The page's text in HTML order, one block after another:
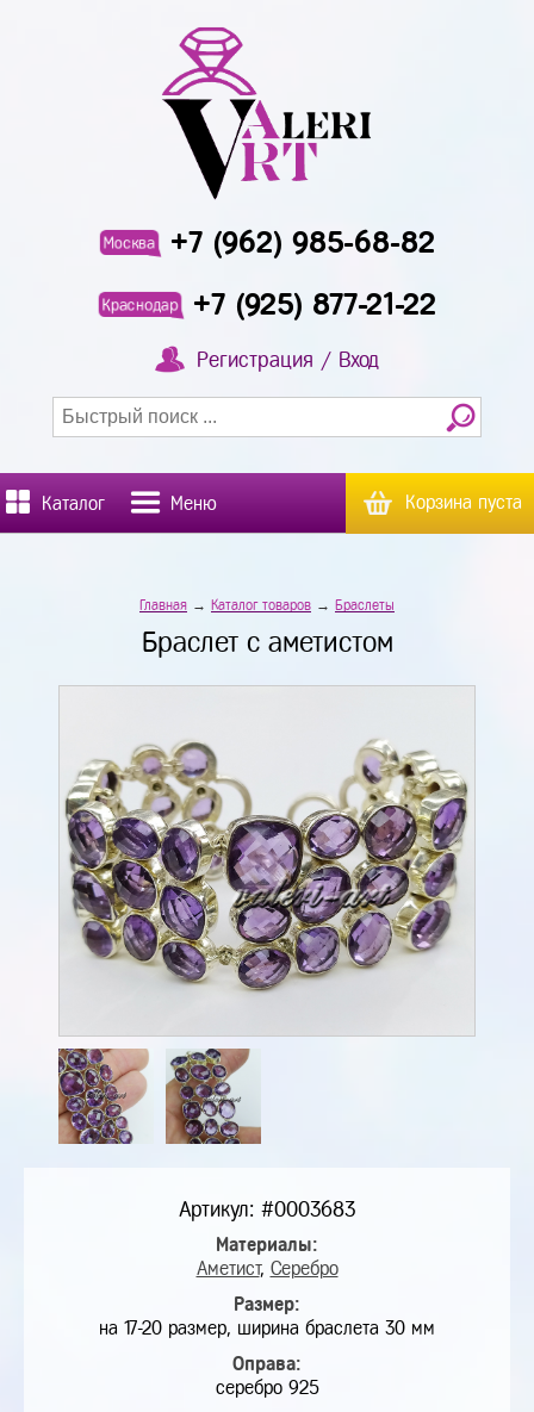
Москва +7 (962) 985-68-82
Краснодар +7 (925) 877-21-22
Регистрация / Вход
Каталог Меню Корзина пуста
Главная → Каталог товаров → Браслеты
Браслет с аметистом
Артикул: #0003683
Материалы:
Аметист, Серебро
Размер:
на 17-20 размер, ширина браслета 30 мм
Оправа:
серебро 925